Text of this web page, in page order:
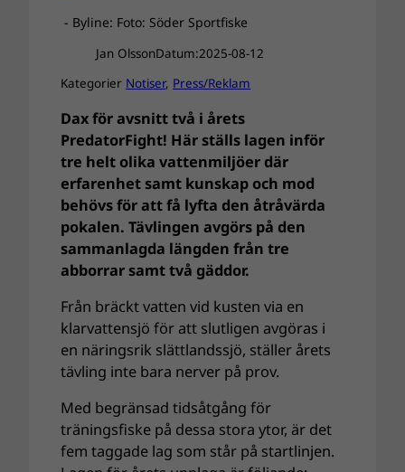
- Byline: Foto: Söder Sportfiske
Jan OlssonDatum:2025-08-12
Kategorier Notiser, Press/Reklam
Dax för avsnitt två i årets
PredatorFight! Här ställs lagen inför
tre helt olika vattenmiljöer där
erfarenhet samt kunskap och mod
behövs för att få lyfta den åtråvärda
pokalen. Tävlingen avgörs på den
sammanlagda längden från tre
abborrar samt två gäddor.
Från bräckt vatten vid kusten via en
klarvattensjö för att slutligen avgöras i
en näringsrik slättlandssjö, ställer årets
tävling inte bara nerver på prov.
Med begränsad tidsåtgång för
träningsfiske på dessa stora ytor, är det
fem taggade lag som står på startlinjen.